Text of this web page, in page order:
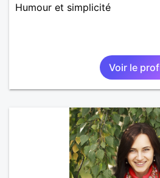
Humour et simplicité
Voir le